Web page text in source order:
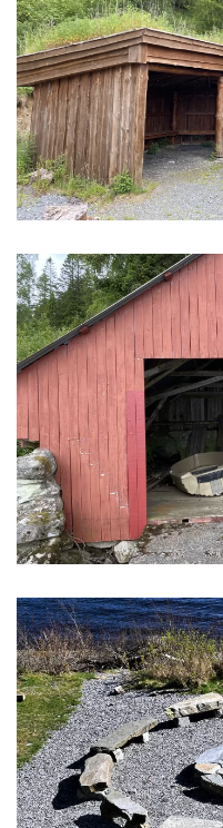
Gapahuken
sitteplasser under
det
Her finner du
Vi har en ny
plass